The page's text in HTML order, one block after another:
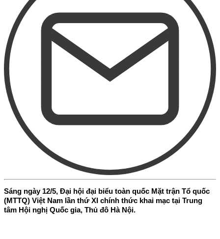
Sáng ngày 12/5, Đại hội đại biểu toàn quốc Mặt trận Tổ quốc
(MTTQ) Việt Nam lần thứ XI chính thức khai mạc tại Trung
tâm Hội nghị Quốc gia, Thủ đô Hà Nội.